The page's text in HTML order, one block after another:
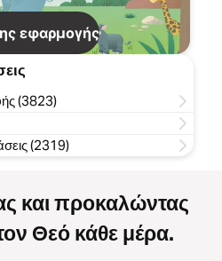
εφαρμογής
(3823)
(2319)
και προκαλώντας
Θεό κάθε μέρα.